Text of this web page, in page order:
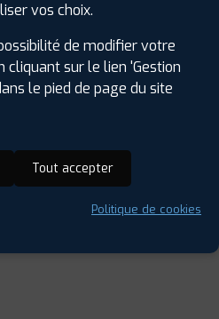
vos choix.
de modifier votre
cliquant sur le lien 'Gestion
le pied de page du site
Tout accepter
Politique de cookies